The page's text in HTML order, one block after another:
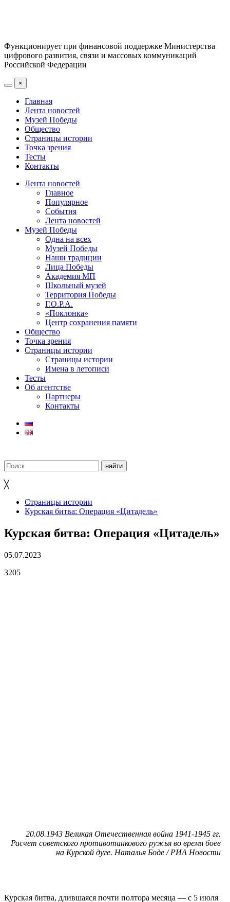
Функционирует при финансовой поддержке Министерства
цифрового развития, связи и массовых коммуникаций
Российской Федерации
×
Главная
Лента новостей
Музей Победы
Общество
Страницы истории
Точка зрения
Тесты
Контакты
Лента новостей
Главное
Популярное
События
Лента новостей
Музей Победы
Одна на всех
Музей Победы
Наши традиции
Лица Победы
Академия МП
Школьный музей
Территория Победы
Г.О.Р.А.
«Поклонка»
Центр сохранения памяти
Общество
Точка зрения
Страницы истории
Страницы истории
Имена в летописи
Тесты
Об агентстве
Партнеры
Контакты
╳
Страницы истории
Курская битва: Операция «Цитадель»
Курская битва: Операция «Цитадель»
05.07.2023
3205
20.08.1943 Великая Отечественная война 1941-1945 гг.
Расчет советского противотанкового ружья во время боев
на Курской дуге. Наталья Боде / РИА Новости
Курская битва, длившаяся почти полтора месяца — с 5 июля